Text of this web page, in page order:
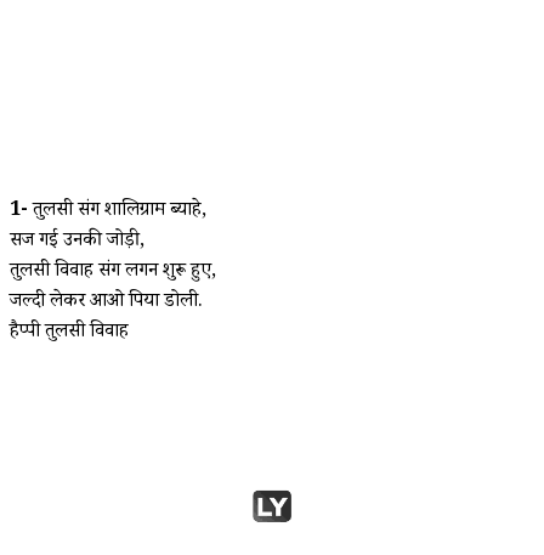
1-तुलसी संग शालिग्राम ब्याहे,
सज गई उनकी जोड़ी,
तुलसी विवाह संग लगन शुरू हुए,
जल्दी लेकर आओ पिया डोली.
हैप्पी तुलसी विवाह